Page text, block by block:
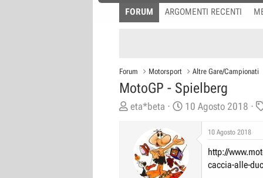
FORUM ARGOMENTI RECENTI
Forum Motorsport Altre Gare/Campionati
MotoGP - Spielberg
C
eta*beta
D
a
d
10 Agosto 2018
10 Agosto 2018
http://
caccia-alle-